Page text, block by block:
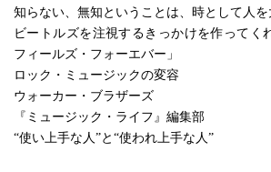
知らない、無知ということは、時として人を
ビートルズを注視するきっかけを作ってく
フィールズ・フォーエバー」
ロック・ミュージックの変容
ウォーカー・ブラザーズ
『ミュージック・ライフ』編集部
“使い上手な人”と“使われ上手な人”